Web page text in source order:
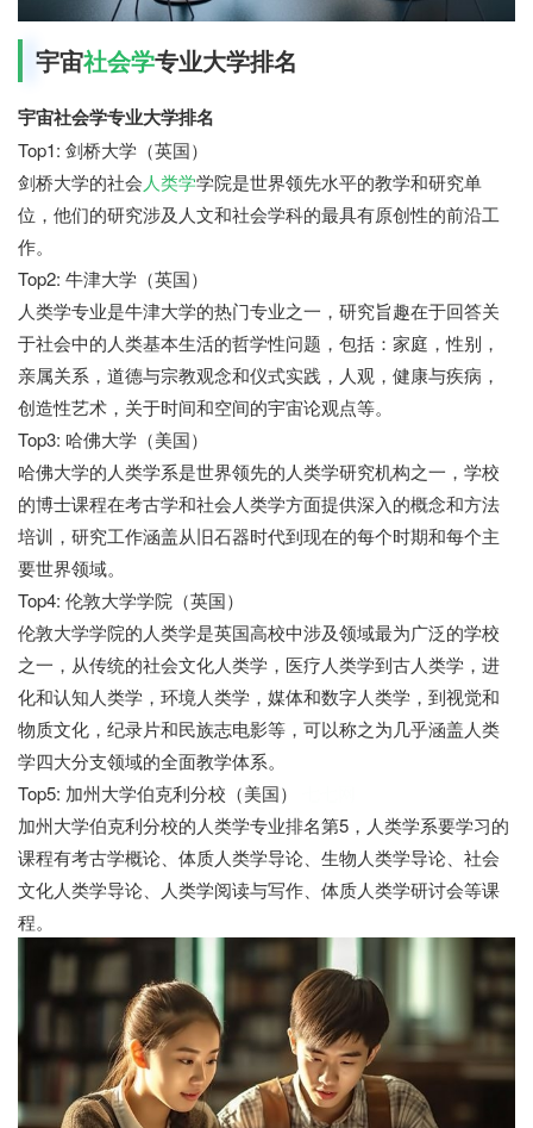
宇宙社会学专业大学排名
宇宙社会学专业大学排名
Top1: 剑桥大学（英国）
剑桥大学的社会人类学学院是世界领先水平的教学和研究单
位，他们的研究涉及人文和社会学科的最具有原创性的前沿工
作。
Top2: 牛津大学（英国）
人类学专业是牛津大学的热门专业之一，研究旨趣在于回答关
于社会中的人类基本生活的哲学性问题，包括：家庭，性别，
亲属关系，道德与宗教观念和仪式实践，人观，健康与疾病，
创造性艺术，关于时间和空间的宇宙论观点等。
Top3: 哈佛大学（美国）
哈佛大学的人类学系是世界领先的人类学研究机构之一，学校
的博士课程在考古学和社会人类学方面提供深入的概念和方法
培训，研究工作涵盖从旧石器时代到现在的每个时期和每个主
要世界领域。
Top4: 伦敦大学学院（英国）
伦敦大学学院的人类学是英国高校中涉及领域最为广泛的学校
之一，从传统的社会文化人类学，医疗人类学到古人类学，进
化和认知人类学，环境人类学，媒体和数字人类学，到视觉和
物质文化，纪录片和民族志电影等，可以称之为几乎涵盖人类
学四大分支领域的全面教学体系。
Top5: 加州大学伯克利分校（美国）
加州大学伯克利分校的人类学专业排名第5，人类学系要学习的
课程有考古学概论、体质人类学导论、生物人类学导论、社会
文化人类学导论、人类学阅读与写作、体质人类学研讨会等课
程。